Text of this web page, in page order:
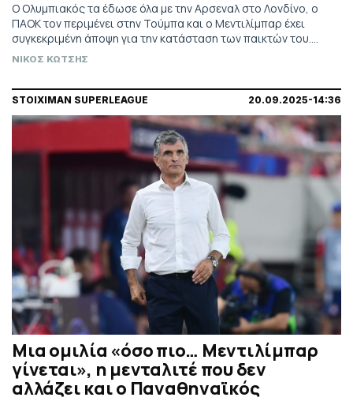
Ο Ολυμπιακός τα έδωσε όλα με την Αρσεναλ στο Λονδίνο, ο
ΠΑΟΚ τον περιμένει στην Τούμπα και ο Μεντιλίμπαρ έχει
συγκεκριμένη άποψη για την κατάσταση των παικτών του.
Γιατί η διακοπή που έρχεται παίζει ρόλο, οι μετρήσεις, οι
ΝΙΚΟΣ ΚΩΤΣΗΣ
STOIXIMAN SUPERLEAGUE 20.09.2025-14:36
Μια ομιλία «όσο πιο… Μεντιλίμπαρ
γίνεται», η μενταλιτέ που δεν
αλλάζει και ο Παναθηναϊκός